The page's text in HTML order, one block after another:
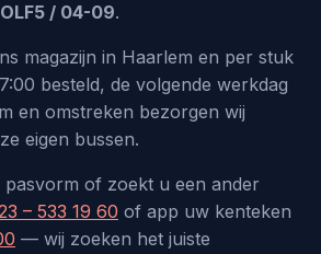
/ 04-09.
magazijn in Haarlem en per stuk
besteld, de volgende werkdag
en omstreken bezorgen wij
eigen bussen.
of zoekt u een ander
– 533 19 60 of app uw kenteken
— wij zoeken het juiste